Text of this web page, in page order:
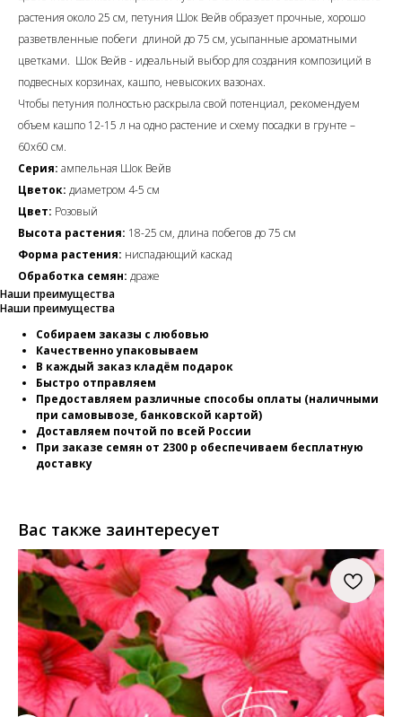
растения около 25 см, петуния Шок Вейв образует прочные, хорошо
разветвленные побеги длиной до 75 см, усыпанные ароматными
цветками. Шок Вейв - идеальный выбор для создания композиций в
подвесных корзинах, кашпо, невысоких вазонах.
Чтобы петуния полностью раскрыла свой потенциал, рекомендуем
объем кашпо 12-15 л на одно растение и схему посадки в грунте –
60х60 см.
Серия: ампельная Шок Вейв
Цветок: диаметром 4-5 см
Цвет: Розовый
Высота растения: 18-25 см, длина побегов до 75 см
Форма растения: ниспадающий каскад
Обработка семян: драже
Наши преимущества
Наши преимущества
Собираем заказы с любовью
Качественно упаковываем
В каждый заказ кладём подарок
Быстро отправляем
Предоставляем различные способы оплаты (наличными
при самовывозе, банковской картой)
Доставляем почтой по всей России
При заказе семян от 2300 р обеспечиваем бесплатную
доставку
Вас также заинтересует